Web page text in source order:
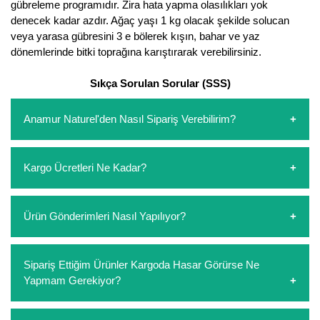
gübreleme programıdır. Zira hata yapma olasılıkları yok
denecek kadar azdır. Ağaç yaşı 1 kg olacak şekilde solucan
veya yarasa gübresini 3 e bölerek kışın, bahar ve yaz
dönemlerinde bitki toprağına karıştırarak verebilirsiniz.
Sıkça Sorulan Sorular (SSS)
Anamur Naturel'den Nasıl Sipariş Verebilirim?
oluşturarak,iletişim numaralarımızdan bizi arayarak veya
whatsapp hattımızdan bizlere isteklerinizi yazarak sipariş
ödemelerini sipariş verdikten sonra havale/eft veya sipariş
Kargo Ücretleri Ne Kadar?
etmeyin diye 1500 lira ve üzerindeki siparişlerinizde
kargoyu biz karşılıyoruz. 1500 Lira altında kalan
kargo ücreti ödeme aşamasında sepetinize eklenecektir.
Ürün Gönderimleri Nasıl Yapılıyor?
paketlenip gönderim yapılmaktadır.
Sipariş Ettiğim Ürünler Kargoda Hasar Görürse Ne
Yapmam Gerekiyor?